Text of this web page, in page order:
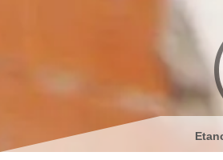
Etanchéité de terrasse 78
Yvelines